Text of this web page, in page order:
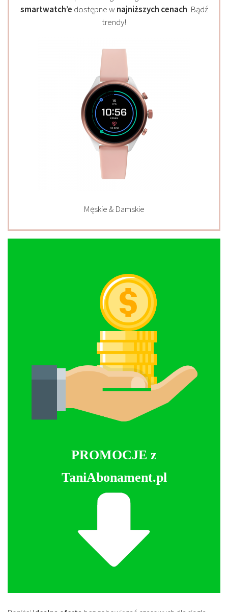
smartwatch’e dostępne w najniższych cenach. Bądź
trendy!
Męskie & Damskie
PROMOCJE z
TaniAbonament.pl